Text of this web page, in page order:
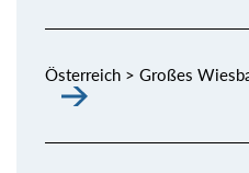
Österreich > Großes